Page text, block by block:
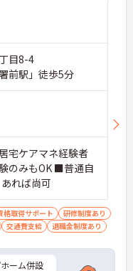
目8-4
前駅」徒歩5分
ケアマネ経験者
のみもOK ■普通自
れば尚可
格取得サポート
研修制度あり
交通費支給 退職金制度あり
ーム併設